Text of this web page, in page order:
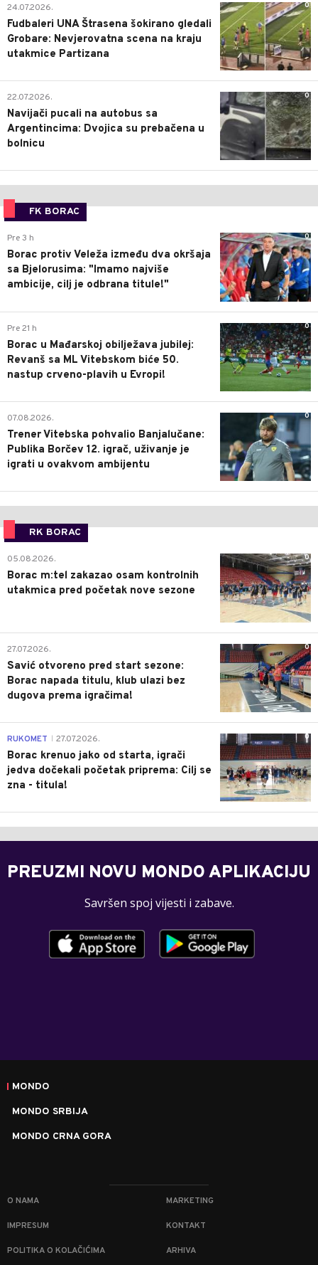
0
24.07.2026.
Fudbaleri UNA Štrasena šokirano gledali
Grobare: Nevjerovatna scena na kraju
utakmice Partizana
0
22.07.2026.
Navijači pucali na autobus sa
Argentincima: Dvojica su prebačena u
bolnicu
FK BORAC
0
Pre 3 h
Borac protiv Veleža između dva okršaja
sa Bjelorusima: "Imamo najviše
ambicije, cilj je odbrana titule!"
0
Pre 21 h
Borac u Mađarskoj obilježava jubilej:
Revanš sa ML Vitebskom biće 50.
nastup crveno-plavih u Evropi!
0
07.08.2026.
Trener Vitebska pohvalio Banjalučane:
Publika Borčev 12. igrač, uživanje je
igrati u ovakvom ambijentu
RK BORAC
0
05.08.2026.
Borac m:tel zakazao osam kontrolnih
utakmica pred početak nove sezone
0
27.07.2026.
Savić otvoreno pred start sezone:
Borac napada titulu, klub ulazi bez
dugova prema igračima!
0
RUKOMET 27.07.2026.
Borac krenuo jako od starta, igrači
jedva dočekali početak priprema: Cilj se
zna - titula!
PREUZMI NOVU MONDO APLIKACIJU
Savršen spoj vijesti i zabave.
MONDO
MONDO SRBIJA
MONDO CRNA GORA
O NAMA MARKETING
IMPRESUM KONTAKT
POLITIKA O KOLAČIĆIMA ARHIVA